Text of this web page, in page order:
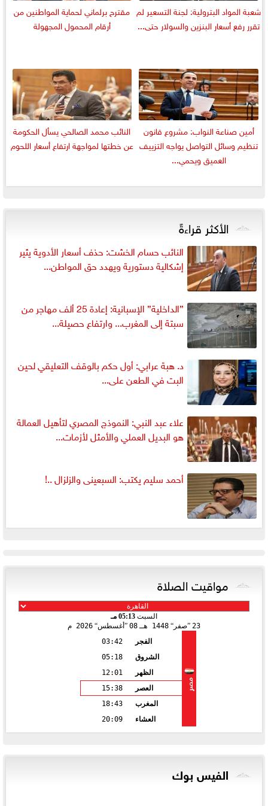
شعبة المواد البترولية: لجنة التسعير لم
تقرر رفع أسعار البنزين والسولار حتى...
مقترح برلماني لحماية المواطنين من
أرقام المحمول المجهولة
أمين صناعة النواب: مشروع قانون
تنظيم وسائل التواصل يواجه التزييف
العميق ويحمي...
النائب محمد الصالحي يسأل الحكومة
عن خطتها لمواجهة ارتفاع أسعار اللحوم
الأكثر قراءةً
النائب حسام الخشت: حذف أسعار الأدوية يثير
إشكالية دستورية ويهدد حق المواطن...
”الداخلية” الإسبانية: إعادة 25 ألف مهاجر من
سبتة إلى المغرب... وارتفاع حصيلة...
د. هبة عرابي: أول حكم بالوقف التعليقي لحين
البت في الطعن على...
علاء عبد النبي: النموذج المصري لتأهيل العمالة
هو البديل العملي والأمثل لأزمات...
أحمد سليم يكتب: السبعينى والزلزال ..!
مواقيت الصلاة
السبت 05:13 مـ
23 صفر 1448 هـ 08 أغسطس 2026 م
مصر
الفجر
03:42
الشروق
05:18
الظهر
12:01
العصر
15:38
المغرب
18:43
العشاء
20:09
الفيس بوك